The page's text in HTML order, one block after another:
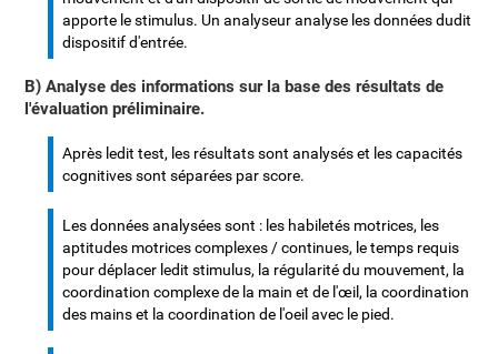
apporte le stimulus. Un analyseur analyse les données dudit
dispositif d'entrée.
B) Analyse des informations sur la base des résultats de
l'évaluation préliminaire.
Après ledit test, les résultats sont analysés et les capacités
cognitives sont séparées par score.
Les données analysées sont : les habiletés motrices, les
aptitudes motrices complexes / continues, le temps requis
pour déplacer ledit stimulus, la régularité du mouvement, la
coordination complexe de la main et de l'œil, la coordination
des mains et la coordination de l'oeil avec le pied.